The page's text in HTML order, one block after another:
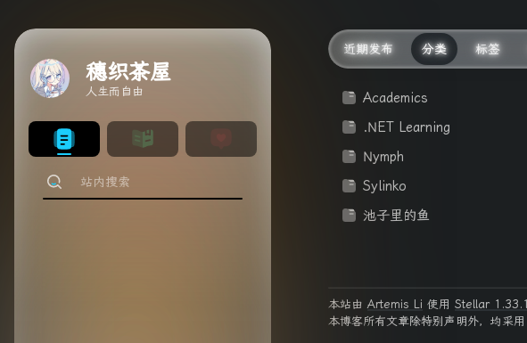
穗织茶屋
人生而自由
近期发布 分类 标签
Academics
.NET Learning
Nymph
Sylinko
池子里的鱼
本站由Artemis Li 使用 Stellar 1.33.1
本博客所有文章除特别声明外，均采用